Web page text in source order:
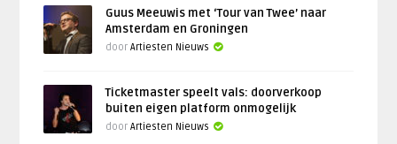
Guus Meeuwis met ‘Tour van Twee’ naar
Amsterdam en Groningen
doorArtiesten Nieuws
Ticketmaster speelt vals: doorverkoop
buiten eigen platform onmogelijk
doorArtiesten Nieuws